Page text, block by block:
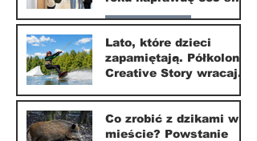
zmieni?
Nasze miasto
1 lip
Lato, które dzieci
zapamiętają. Półkolonie
Creative Story wracają
20 kwi
Co zrobić z dzikami w
mieście? Powstanie